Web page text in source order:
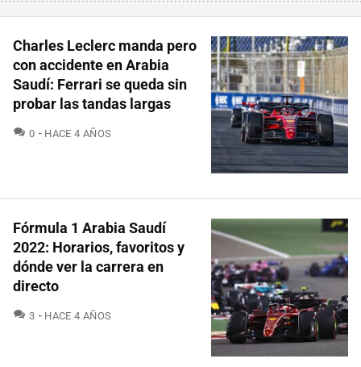
Charles Leclerc manda pero
con accidente en Arabia
Saudí: Ferrari se queda sin
probar las tandas largas
0 COMENTARIOS
HACE 4 AÑOS
Fórmula 1 Arabia Saudí
2022: Horarios, favoritos y
dónde ver la carrera en
directo
3 COMENTARIOS
HACE 4 AÑOS